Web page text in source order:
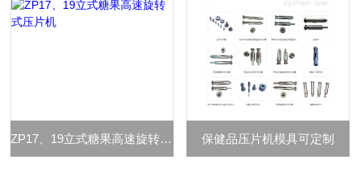
ZP17、19立式糖果高速旋转式压片机 保健品压片机模具可定制